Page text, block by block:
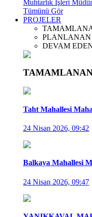
Muhtarlık İşleri
Tümünü Gör
PROJELER
PLANLANAN
DEVAM
Taht Mahallesi
24 Nisan 2026, 09:42
Balkaya Mahallesi
24 Nisan 2026, 09:47